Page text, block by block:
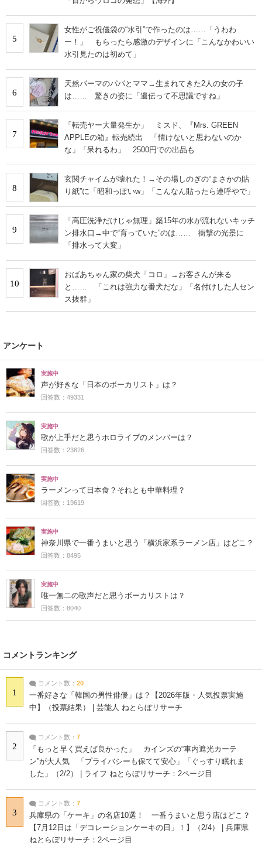
5
女性がご祝儀袋の“水引”で作ったのは……「うわわ
ー！」 もらったら感激のデザインに「こんなかわいい
水引見たのは初めて」
6
天然パーマのパパとママ→生まれてきた2人の女の子
は…… 驚きの姿に「遺伝って不思議ですね」
7
「転売ヤー大量発生か」 ミスド、『Mrs. GREEN
APPLEの箱』転売続出 「情けないと思わないのか
な」「呆れるわ」 2500円での出品も
8
玄関チャイムが壊れた！→その場しのぎの“まさかの貼
り紙”に「昭和っぽいw」「こんなん貼ったら連呼やで」
9
「高圧洗浄だけじゃ無理」築15年の水が流れないキッチ
ン排水口→中で“育っていた”のは…… 衝撃の光景に
「排水って大変」
10
おばあちゃん家の柴犬「コロ」→お客さんが来る
と…… 「これは強力な番犬だな」「名付けした人セン
ス抜群」
アンケート
実施中
声が好きな「日本のボーカリスト」は？
回答数：49331
実施中
歌が上手だと思うホロライブのメンバーは？
回答数：23826
実施中
ラーメンって日本食？それとも中華料理？
回答数：19619
実施中
神奈川県で一番うまいと思う「横浜家系ラーメン店」はどこ？
回答数：8495
実施中
唯一無二の歌声だと思うボーカリストは？
回答数：8040
コメントランキング
1
コメント数： 20
一番好きな「韓国の男性俳優」は？【2026年版・人気投票実施
中】（投票結果） | 芸能人 ねとらぼリサーチ
2
コメント数： 7
「もっと早く買えば良かった」 カインズの“車内遮光カーテ
ン”が大人気 「プライバシーも保てて安心」「ぐっすり眠れま
した」（2/2） | ライフ ねとらぼリサーチ：2ページ目
3
コメント数： 7
兵庫県の「ケーキ」の名店10選！ 一番うまいと思う店はどこ？
【7月12日は「デコレーションケーキの日」！】（2/4） | 兵庫県
ねとらぼリサーチ：2ページ目